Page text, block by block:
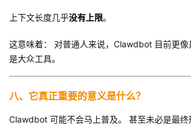
上下文长度几乎没有上限。
这意味着： 对普通人来说，Clawdbot 目前更像
是大众工具。
八、它真正重要的意义是什么？
Clawdbot 可能不会马上普及。 甚至未必是最终